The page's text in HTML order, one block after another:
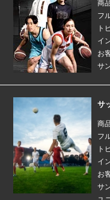
商
フ
ト
イ
お
サ
サ
商
フ
ト
イ
お
サ